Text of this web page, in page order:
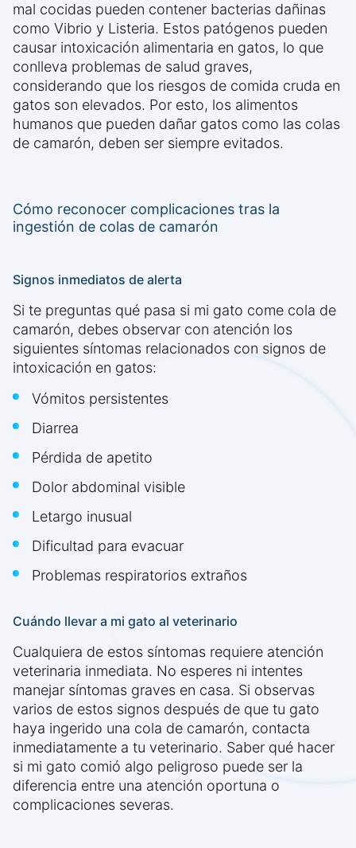
mal cocidas pueden contener bacterias dañinas
como Vibrio y Listeria. Estos patógenos pueden
causar intoxicación alimentaria en gatos, lo que
conlleva problemas de salud graves,
considerando que los riesgos de comida cruda en
gatos son elevados. Por esto, los alimentos
humanos que pueden dañar gatos como las colas
de camarón, deben ser siempre evitados.
Cómo reconocer complicaciones tras la
ingestión de colas de camarón
Signos inmediatos de alerta
Si te preguntas qué pasa si mi gato come cola de
camarón, debes observar con atención los
siguientes síntomas relacionados con signos de
intoxicación en gatos:
Vómitos persistentes
Diarrea
Pérdida de apetito
Dolor abdominal visible
Letargo inusual
Dificultad para evacuar
Problemas respiratorios extraños
Cuándo llevar a mi gato al veterinario
Cualquiera de estos síntomas requiere atención
veterinaria inmediata. No esperes ni intentes
manejar síntomas graves en casa. Si observas
varios de estos signos después de que tu gato
haya ingerido una cola de camarón, contacta
inmediatamente a tu veterinario. Saber qué hacer
si mi gato comió algo peligroso puede ser la
diferencia entre una atención oportuna o
complicaciones severas.